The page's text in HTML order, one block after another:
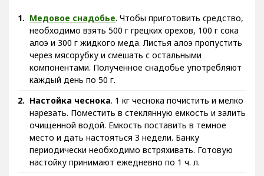
Медовое снадобье. Чтобы приготовить средство,
необходимо взять 500 г грецких орехов, 100 г сока
алоэ и 300 г жидкого меда. Листья алоэ пропустить
через мясорубку и смешать с остальными
компонентами. Полученное снадобье употребляют
каждый день по 50 г.
Настойка чеснока. 1 кг чеснока почистить и мелко
нарезать. Поместить в стеклянную емкость и залить
очищенной водой. Емкость поставить в темное
место и дать настояться 3 недели. Банку
периодически необходимо встряхивать. Готовую
настойку принимают ежедневно по 1 ч. л.